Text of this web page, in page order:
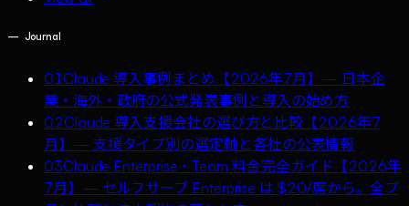
— Journal
01 Claude 導入事例まとめ【2026年7月】— 日本企
業・海外・政府の公式発表事例と導入の始め方
02Claude 導入支援会社の選び方と比較【2026年7
月】— 支援タイプ別の選定軸と各社の公表情報
03Claude Enterprise・Team 料金完全ガイド【2026年
7月】— セルフサーブ Enterprise は $20/席から。全プ